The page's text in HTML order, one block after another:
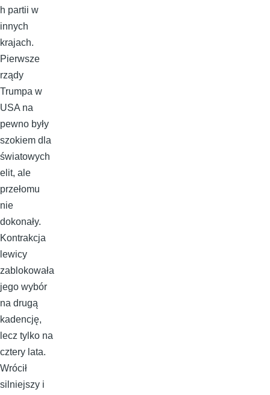
h partii w
innych
krajach.
Pierwsze
rządy
Trumpa w
USA na
pewno były
szokiem dla
światowych
elit, ale
przełomu
nie
dokonały.
Kontrakcja
lewicy
zablokowała
jego wybór
na drugą
kadencję,
lecz tylko na
cztery lata.
Wrócił
silniejszy i